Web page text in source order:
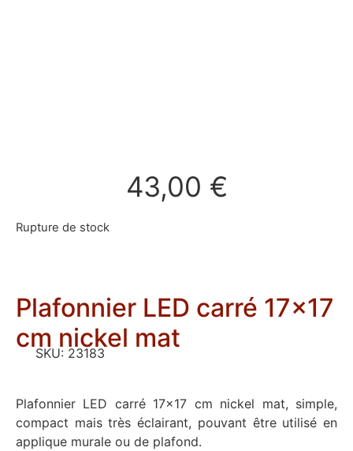
43,00 €
Rupture de stock
Plafonnier LED carré 17×17
cm nickel mat
SKU: 23183
Plafonnier LED carré 17×17 cm nickel mat, simple,
compact mais très éclairant, pouvant être utilisé en
applique murale ou de plafond.